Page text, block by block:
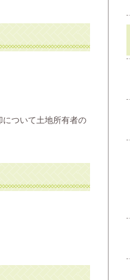
ついて土地所有者の